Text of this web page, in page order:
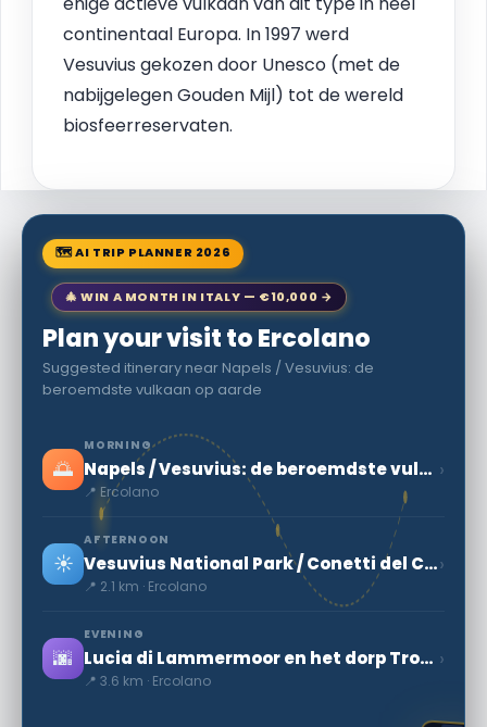
continentaal Europa. In 1997 werd
Vesuvius gekozen door Unesco (met de
nabijgelegen Gouden Mijl) tot de wereld
biosfeerreservaten.
🗺 AI TRIP PLANNER 2026
🎄 WIN A MONTH IN ITALY — €10,000 →
Plan your visit to Ercolano
Suggested itinerary near Napels / Vesuvius: de
beroemdste vulkaan op aarde
🌅
MORNING
Napels / Vesuvius: de beroemdste vulkaan op aarde
📍 Ercolano
›
☀️
AFTERNOON
Vesuvius National Park / Conetti del Carcavone
📍 2.1 km · Ercolano
›
🌆
EVENING
Lucia di Lammermoor en het dorp Trocchia
📍 3.6 km · Ercolano
›